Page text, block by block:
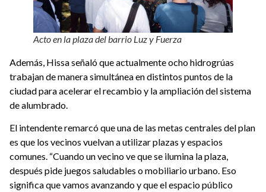
Acto en la plaza del barrio Luz y Fuerza
Además, Hissa señaló que actualmente ocho hidrogrúas
trabajan de manera simultánea en distintos puntos de la
ciudad para acelerar el recambio y la ampliación del sistema
de alumbrado.
El intendente remarcó que una de las metas centrales del plan
es que los vecinos vuelvan a utilizar plazas y espacios
comunes. “Cuando un vecino ve que se ilumina la plaza,
después pide juegos saludables o mobiliario urbano. Eso
significa que vamos avanzando y que el espacio público